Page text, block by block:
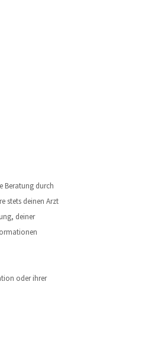
Beratung durch
stets deinen Arzt
deiner
oder ihrer